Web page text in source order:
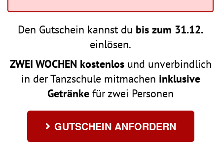
Den Gutschein kannst du bis zum 31.12.
einlösen.
ZWEI WOCHEN kostenlosund unverbindlich
in der Tanzschule mitmachen inklusive
Getränke für zwei Personen
GUTSCHEIN ANFORDERN